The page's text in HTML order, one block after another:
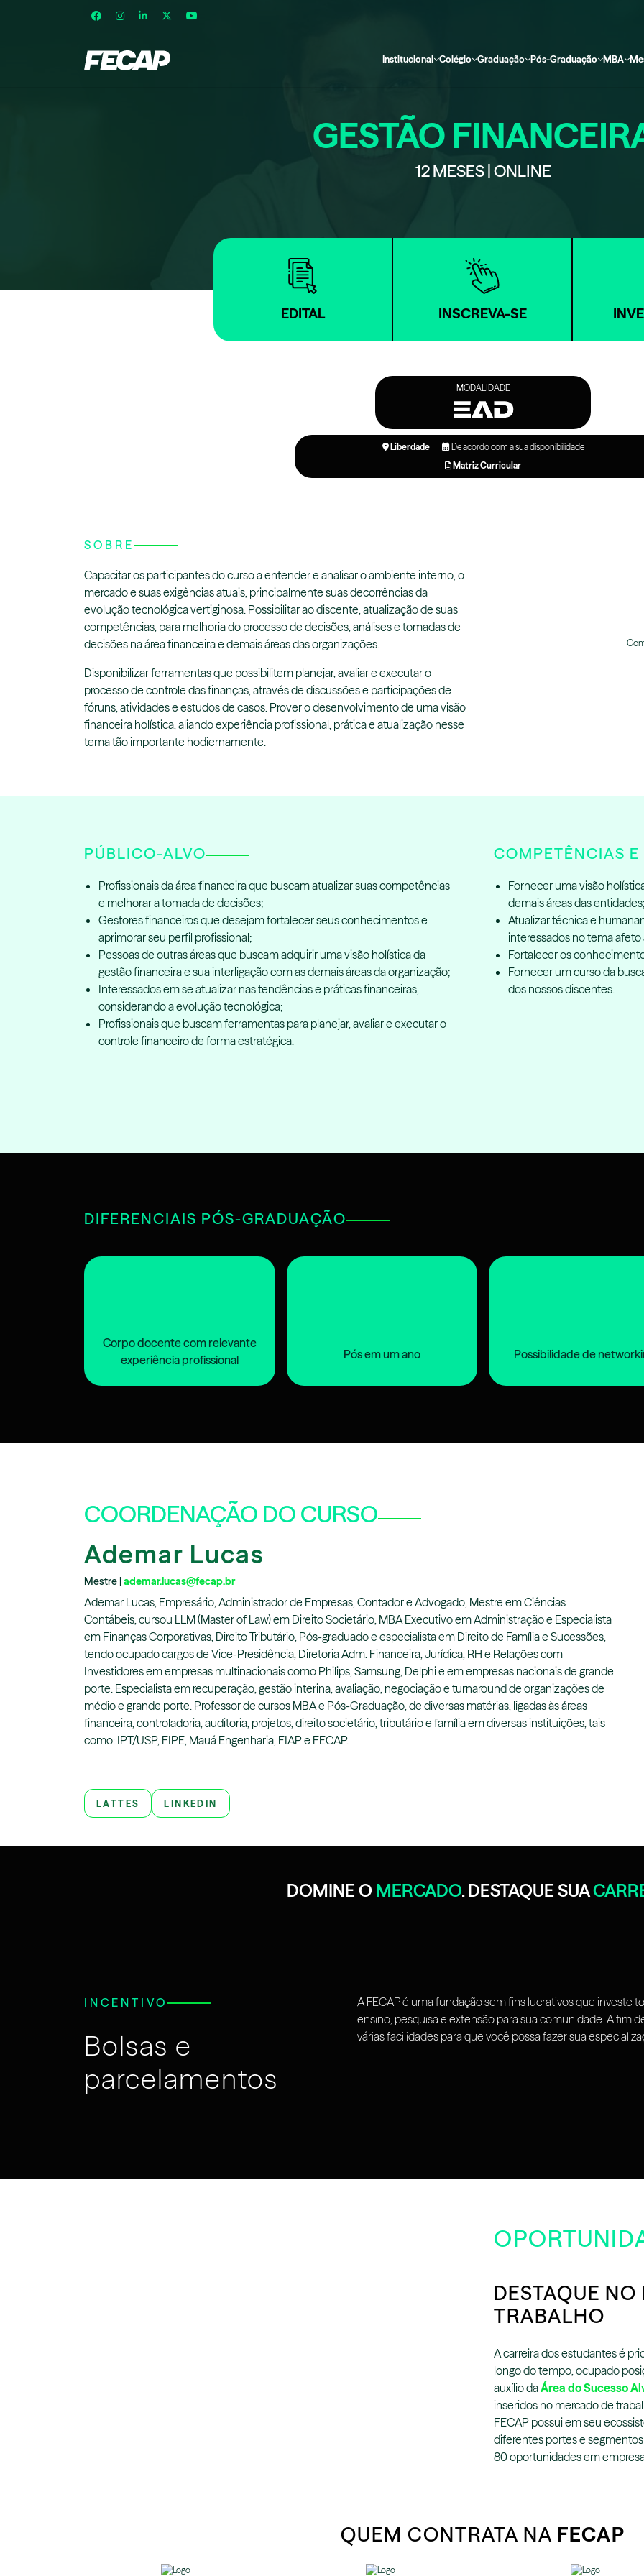
Institucional Colégio Graduação Pós-Graduação MBA
GESTÃO
12 MESES | ONLINE
EDITAL INSCREVA-SE
MODALIDADE
Liberdade
De acordo com a sua disponibilidade
Matriz Curricular
SOBRE
Capacitar os participantes do curso a entender e analisar o ambiente interno, o
mercado e suas exigências atuais, principalmente suas decorrências da
evolução tecnológica vertiginosa. Possibilitar ao discente, atualização de suas
competências, para melhoria do processo de decisões, análises e tomadas de
decisões na área financeira e demais áreas das organizações.
Disponibilizar ferramentas que possibilitem planejar, avaliar e executar o
processo de controle das finanças, através de discussões e participações de
fóruns, atividades e estudos de casos. Prover o desenvolvimento de uma visão
financeira holística, aliando experiência profissional, prática e atualização nesse
tema tão importante hodiernamente.
PÚBLICO-ALVO
Profissionais da área financeira que buscam atualizar suas competências
e melhorar a tomada de decisões;
Gestores financeiros que desejam fortalecer seus conhecimentos e
aprimorar seu perfil profissional;
Pessoas de outras áreas que buscam adquirir uma visão holística da
gestão financeira e sua interligação com as demais áreas da organização;
Interessados em se atualizar nas tendências e práticas financeiras,
considerando a evolução tecnológica;
Profissionais que buscam ferramentas para planejar, avaliar e executar o
controle financeiro de forma estratégica.
COMPETÊNCIAS E
Fornecer uma visão
demais áreas das entidades;
Atualizar técnica e
interessados no tema afeto
Fortalecer os
Fornecer um curso da
dos nossos discentes.
DIFERENCIAIS PÓS-GRADUAÇÃO
Corpo docente com relevante
experiência profissional
Pós em um ano Possibilidade de
COORDENAÇÃO DO CURSO
Ademar Lucas
Mestre |ademar.lucas@fecap.br
Ademar Lucas, Empresário, Administrador de Empresas, Contador e Advogado, Mestre em Ciências
Contábeis, cursou LLM (Master of Law) em Direito Societário, MBA Executivo em Administração e Especialista
em Finanças Corporativas, Direito Tributário, Pós-graduado e especialista em Direito de Família e Sucessões,
tendo ocupado cargos de Vice-Presidência, Diretoria Adm. Financeira, Jurídica, RH e Relações com
Investidores em empresas multinacionais como Philips, Samsung, Delphi e em empresas nacionais de grande
porte. Especialista em recuperação, gestão interina, avaliação, negociação e turnaround de organizações de
médio e grande porte. Professor de cursos MBA e Pós-Graduação, de diversas matérias, ligadas às áreas
financeira, controladoria, auditoria, projetos, direito societário, tributário e família em diversas instituições, tais
como: IPT/USP, FIPE, Mauá Engenharia, FIAP e FECAP.
LATTES LINKEDIN
DOMINE O MERCADO. DESTAQUE SUA
INCENTIVO
Bolsas e
parcelamentos
A FECAP é uma fundação sem fins lucrativos que investe
ensino, pesquisa e extensão para sua comunidade. A fim
várias facilidades para que você possa fazer sua
DESTAQUE
TRABALHO
A carreira dos estudantes é
longo do tempo, ocupado
auxílio daÁrea do Sucesso
inseridos no mercado de
FECAP possui em seu
diferentes portes e
80 oportunidades em
QUEM CONTRATA NA FECAP